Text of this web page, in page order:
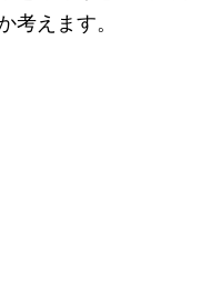
考えます。